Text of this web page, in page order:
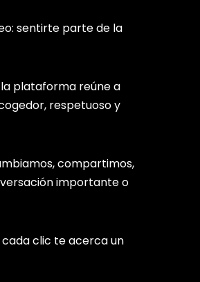
sentirte parte de la
la plataforma reúne a
respetuoso y
compartimos,
importante o
cada clic te acerca un